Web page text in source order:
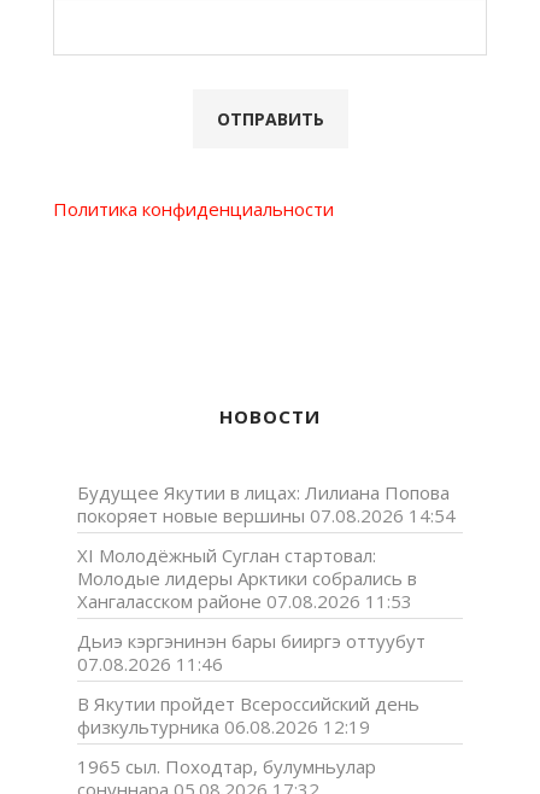
Политика конфиденциальности
НОВОСТИ
Будущее Якутии в лицах: Лилиана Попова
покоряет новые вершины 07.08.2026 14:54
XI Молодёжный Суглан стартовал:
Молодые лидеры Арктики собрались в
Хангаласском районе 07.08.2026 11:53
Дьиэ кэргэнинэн бары бииргэ оттуубут
07.08.2026 11:46
В Якутии пройдет Всероссийский день
физкультурника 06.08.2026 12:19
1965 сыл. Походтар, булумньулар
сонуннара 05.08.2026 17:32